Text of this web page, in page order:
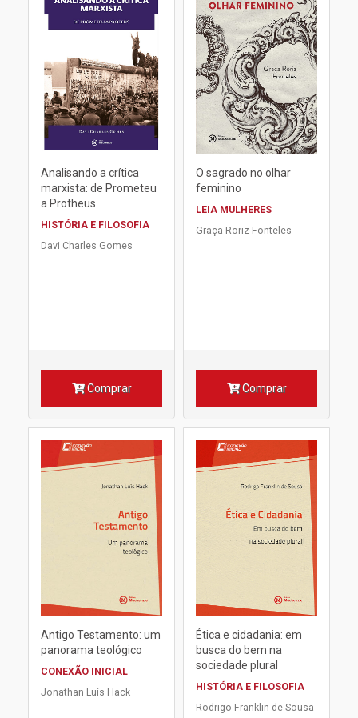
Analisando a crítica
marxista: de Prometeu
a Protheus
HISTÓRIA E FILOSOFIA
Davi Charles Gomes
Comprar
O sagrado no olhar
feminino
LEIA MULHERES
Graça Roriz Fonteles
Comprar
Antigo Testamento: um
panorama teológico
CONEXÃO INICIAL
Jonathan Luís Hack
Ética e cidadania: em
busca do bem na
sociedade plural
HISTÓRIA E FILOSOFIA
Rodrigo Franklin de Sousa